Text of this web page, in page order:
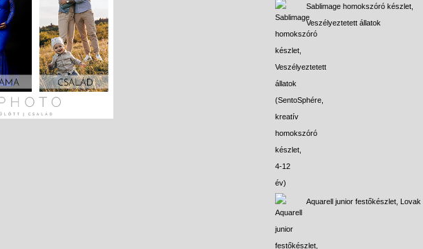
Sablimage homokszóró készlet,
Veszélyeztetett állatok
Aquarell junior festőkészlet, Lovak